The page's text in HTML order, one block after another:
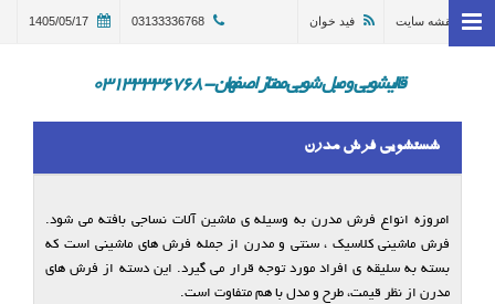
خانه
ترمیم و تعمیر قالی اصفهان
گالری
درباره ما
03133336768
1405/05/17 نقشه سایت فید خوان
قالیشویی و مبل شویی ممتاز اصفهان - 03133336768
شستشویی فرش مدرن
امروزه انواع فرش مدرن به وسیله ی ماشین آلات نساجی بافته می شود.
فرش ماشینی کلاسیک ، سنتی و مدرن از جمله فرش های ماشینی است که
بسته به سلیقه ی افراد مورد توجه قرار می گیرد. این دسته از فرش های
مدرن از نظر قیمت، طرح و مدل با هم متفاوت است.